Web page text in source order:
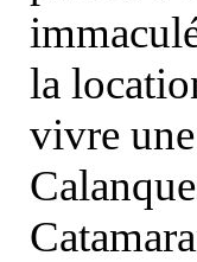
la
vivre